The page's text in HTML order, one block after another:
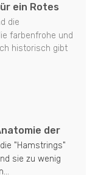
ein Rotes
die
farbenfrohe und
historisch gibt
der
"Hamstrings"
sie zu wenig